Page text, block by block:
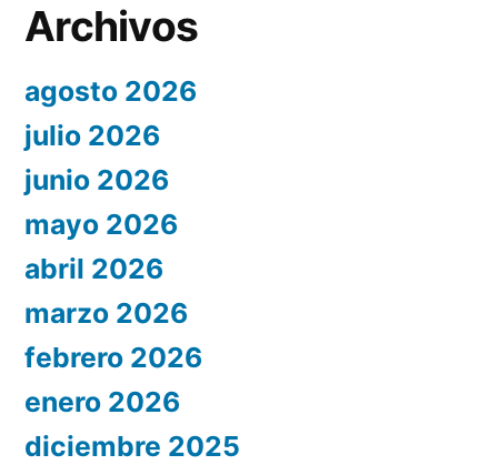
Archivos
agosto 2026
julio 2026
junio 2026
mayo 2026
abril 2026
marzo 2026
febrero 2026
enero 2026
diciembre 2025